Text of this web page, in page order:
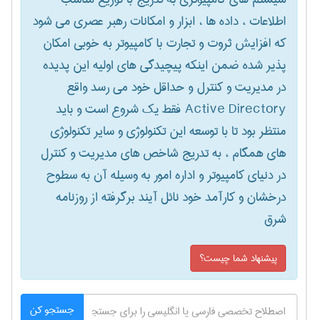
اطلاعات ، داده ها ، ابزار و امکانات رهبر عصری می شود
که افزایش ثروت و تجارت با کامپیوتر به خوبی امکان
پذیر شده ضمن اینکه پیچیدگی های اولیه این پدیده
در مدیریت و کنترل و حداقل خود می رسد واقع
Active Directory فقط یک شروع است و باید
منتظر بود تا با توسعه این تکنولوژی و سایر تکنولوژی
های همگام ، به تدریج شاخص های مدیریت و کنترل
در دنیای کامپیوتر و اداره امور به وسیله آن به سطوح
درخشان و کارآمد خود نائل آیند برگرفته از روزنامه
شرق
پیشنهاد شما چیست؟
جستجو کن